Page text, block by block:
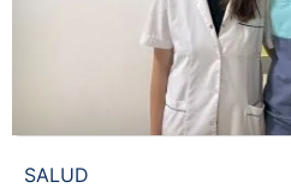
SALUD